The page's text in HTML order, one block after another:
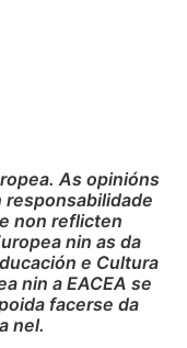
As opinións
non reflicten
nin as da
e Cultura
nin a EACEA se
facerse da
nel.